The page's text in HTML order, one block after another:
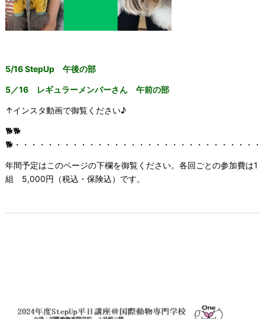
5/16 StepUp 午後の部
5／16 レギュラーメンバーさん 午前の部
↑インスタ動画で御覧ください♪
🐕🐕
🐕・・・・・・・・・・・・・・・・・・・・・・・・・・・・・・
年間予定はこのページの下欄を御覧ください。各回ごとの参加費は1
組 5,000円（税込・保険込）です。